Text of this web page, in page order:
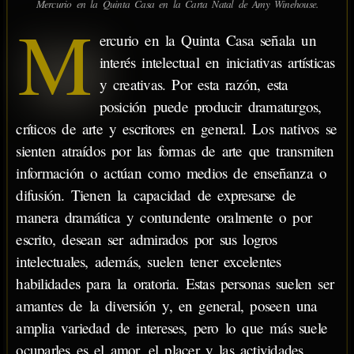
Mercurio en la Quinta Casa en la Carta Natal de Amy Winehouse.
M ercurio en la Quinta Casa señala un
interés intelectual en iniciativas artísticas
y creativas. Por esta razón, esta
posición puede producir dramaturgos,
críticos de arte y escritores en general. Los nativos se
sienten atraídos por las formas de arte que transmiten
información o actúan como medios de enseñanza o
difusión. Tienen la capacidad de expresarse de
manera dramática y contundente oralmente o por
escrito, desean ser admirados por sus logros
intelectuales, además, suelen tener excelentes
habilidades para la oratoria. Estas personas suelen ser
amantes de la diversión y, en general, poseen una
amplia variedad de intereses, pero lo que más suele
ocuparles es el amor, el placer y las actividades